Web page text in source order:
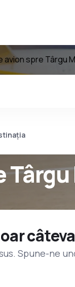
avion spre Târgu
Spune-ne